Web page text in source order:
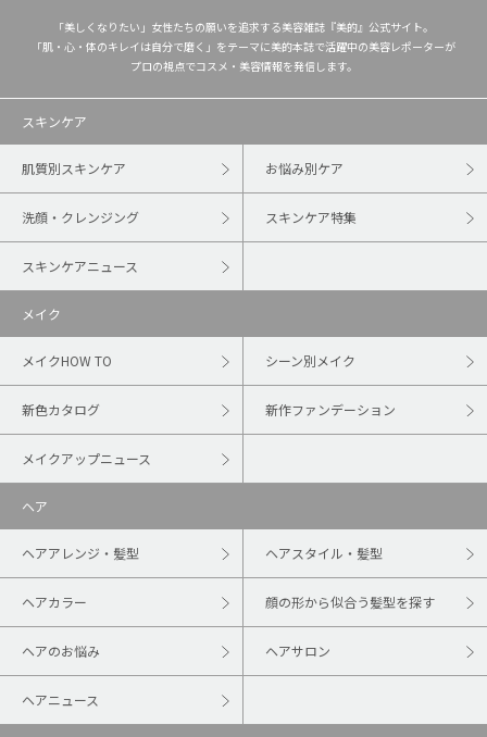
「美しくなりたい」女性たちの願いを追求する美容雑誌『美的』公式サイト。
「肌・心・体のキレイは自分で磨く」をテーマに美的本誌で活躍中の美容レポーターが
プロの視点でコスメ・美容情報を発信します。
スキンケア
肌質別スキンケア お悩み別ケア
洗顔・クレンジング スキンケア特集
スキンケアニュース
メイク
メイクHOW TO シーン別メイク
新色カタログ 新作ファンデーション
メイクアップニュース
ヘア
ヘアアレンジ・髪型 ヘアスタイル・髪型
ヘアカラー 顔の形から似合う髪型を探す
ヘアのお悩み ヘアサロン
ヘアニュース